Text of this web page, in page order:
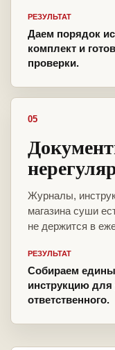
РЕЗУЛЬТАТ
Даем порядок
комплект и
проверки.
05
Журналы,
магазина суши
не держится в
РЕЗУЛЬТАТ
Собираем
инструкцию
ответственного.